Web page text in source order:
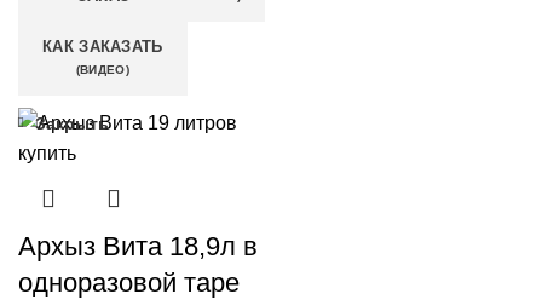
КАК ЗАКАЗАТЬ
(ВИДЕО)
Закрыть
Архыз Вита 18,9л в
одноразовой таре